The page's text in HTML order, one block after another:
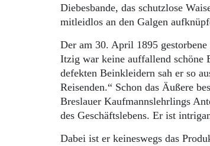
Diebesbande, das schutzlose
mitleidlos an den Galgen
Der am 30. April 1895
Itzig war keine auffallend schöne
defekten Beinkleidern sah er so
Reisenden.“ Schon das Äußere
Breslauer Kaufmannslehrlings
des Geschäftslebens. Er ist
Dabei ist er keineswegs das